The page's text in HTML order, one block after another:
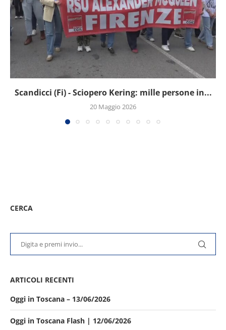
Scandicci (Fi) - Sciopero Kering: mille persone in...
20 Maggio 2026
CERCA
ARTICOLI RECENTI
Oggi in Toscana – 13/06/2026
Oggi in Toscana Flash | 12/06/2026